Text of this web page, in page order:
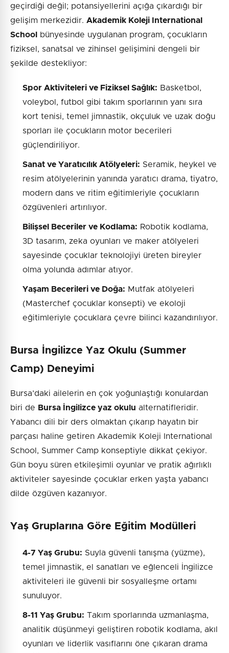
geçirdiği değil; potansiyellerini açığa çıkardığı bir
gelişim merkezidir. Akademik Koleji International
School
bünyesinde uygulanan program, çocukların
fiziksel, sanatsal ve zihinsel gelişimini dengeli bir
şekilde destekliyor:
Spor Aktiviteleri ve Fiziksel Sağlık: Basketbol,
voleybol, futbol gibi takım sporlarının yanı sıra
kort tenisi, temel jimnastik, okçuluk ve uzak doğu
sporları ile çocukların motor becerileri
güçlendiriliyor.
Sanat ve Yaratıcılık Atölyeleri: Seramik, heykel ve
resim atölyelerinin yanında yaratıcı drama, tiyatro,
modern dans ve ritim eğitimleriyle çocukların
özgüvenleri artırılıyor.
Bilişsel Beceriler ve Kodlama: Robotik kodlama,
3D tasarım, zeka oyunları ve maker atölyeleri
sayesinde çocuklar teknolojiyi üreten bireyler
olma yolunda adımlar atıyor.
Yaşam Becerileri ve Doğa: Mutfak atölyeleri
(Masterchef çocuklar konsepti) ve ekoloji
eğitimleriyle çocuklara çevre bilinci kazandırılıyor.
Bursa İngilizce Yaz Okulu (Summer
Camp) Deneyimi
Bursa’daki ailelerin en çok yoğunlaştığı konulardan
biri de Bursa İngilizce yaz okulu alternatifleridir.
Yabancı dili bir ders olmaktan çıkarıp hayatın bir
parçası haline getiren Akademik Koleji International
School, Summer Camp konseptiyle dikkat çekiyor.
Gün boyu süren etkileşimli oyunlar ve pratik ağırlıklı
aktiviteler sayesinde çocuklar erken yaşta yabancı
dilde özgüven kazanıyor.
Yaş Gruplarına Göre Eğitim Modülleri
4-7 Yaş Grubu: Suyla güvenli tanışma (yüzme),
temel jimnastik, el sanatları ve eğlenceli İngilizce
aktiviteleri ile güvenli bir sosyalleşme ortamı
sunuluyor.
8-11 Yaş Grubu: Takım sporlarında uzmanlaşma,
analitik düşünmeyi geliştiren robotik kodlama, akıl
oyunları ve liderlik vasıflarını öne çıkaran drama